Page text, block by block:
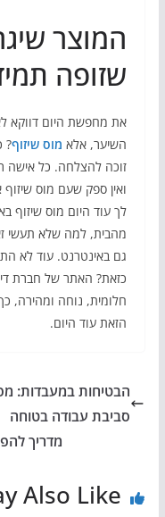
המוצר
שזופה
את מחפשת היום דווקא
השיער, אלא מוס שיזוף?
זוכה להצלחה. כל אישה
ואין ספק שעם מוס שיזוף
לך עוד היום מוס שיזוף
מהבית, למה שלא תעשי
גם באינטרנט. עוד לא
כזאת? האתר של חברת
חלומית, נוחה ומהירה,
הזאת עוד היום.
הבטיחות במעבדות:
סביבת עבודה בטוחה
מדריך
Also Like